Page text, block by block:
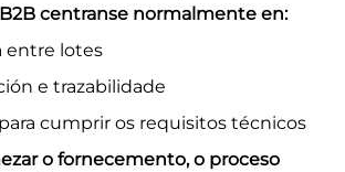
centranse normalmente en:
entre lotes
e trazabilidade
cumprir os requisitos técnicos
o fornecemento, o proceso